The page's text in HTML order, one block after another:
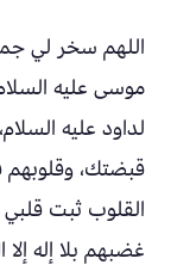
اللهم سخر لي
موسى عليه
لداود عليه
قبضتك،
القلوب ثبت
غضبهم بلا إله